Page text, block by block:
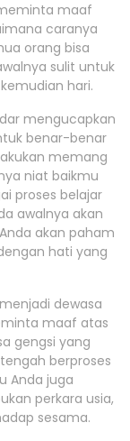
maaf
caranya
orang bisa
sulit untuk
hari.
mengucapkan
benar-benar
memang
niat baikmu
proses belajar
awalnya akan
akan paham
hati yang
dewasa
maaf atas
gengsi yang
berproses
Anda juga
perkara usia,
sesama.